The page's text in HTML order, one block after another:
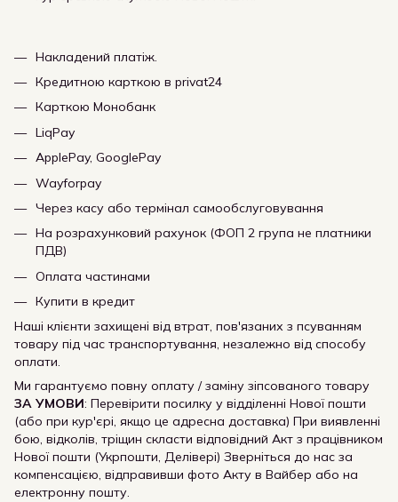
Накладений платіж.
Кредитною карткою в privat24
Карткою Монобанк
LiqPay
ApplePay, GooglePay
Wayforpay
Через касу або термінал самообслуговування
На розрахунковий рахунок (ФОП 2 група не платники
ПДВ)
Оплата частинами
Купити в кредит
Наші клієнти захищені від втрат, пов'язаних з псуванням
товару під час транспортування, незалежно від способу
оплати.
Ми гарантуємо повну оплату / заміну зіпсованого товару
ЗА УМОВИ: Перевірити посилку у відділенні Нової пошти
(або при кур'єрі, якщо це адресна доставка) При виявленні
бою, відколів, тріщин скласти відповідний Акт з працівником
Нової пошти (Укрпошти, Делівері) Зверніться до нас за
компенсацією, відправивши фото Акту в Вайбер або на
електронну пошту.